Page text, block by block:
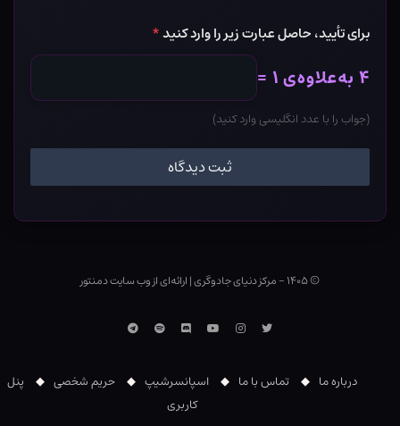
برای تأیید، حاصل عبارت زیر را وارد کنید*
۴ به‌علاوه‌ی ۱ =
(جواب را با عدد انگلیسی وارد کنید)
© ۱۴۰۵ - مرکز دنیای جادوگری |ارائه‌ای از وب ‌سایت دمنتور
توییتراینستاگرام
یوتوبDiscordاسپاتیفایتلگرام
درباره ما تماس با ما اسپانسرشیپ حریم شخصی
پنل
کاربری